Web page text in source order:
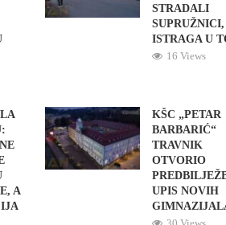
STRADALI
SUPRUŽNICI,
ISTRAGA U
16 Views
A
KŠC „PETAR
BARBARIĆ“
TRAVNIK
OTVORIO
UPIS NOVIH